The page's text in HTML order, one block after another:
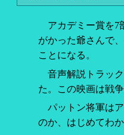
アカデミー賞を7
がかった爺さんで
ことになる。
音声解説トラック
た。この映画は戦
パットン将軍はア
のか、はじめてわ